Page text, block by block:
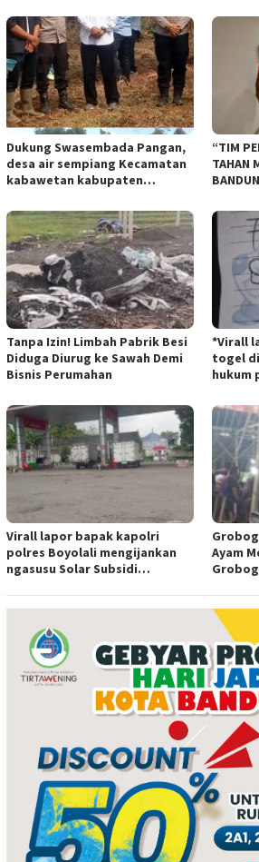
Dukung Swasembada Pangan,
desa air sempiang Kecamatan
kabawetan kabupaten
28 mei 2025
“TIM
TAHAN
Tanpa Izin! Limbah Pabrik Besi
Diduga Diurug ke Sawah Demi
Bisnis Perumahan
*Virall
togel
hukum
Virall lapor bapak kapolri
polres Boyolali mengijankan
ngasusu Solar Subsidi
Ayam